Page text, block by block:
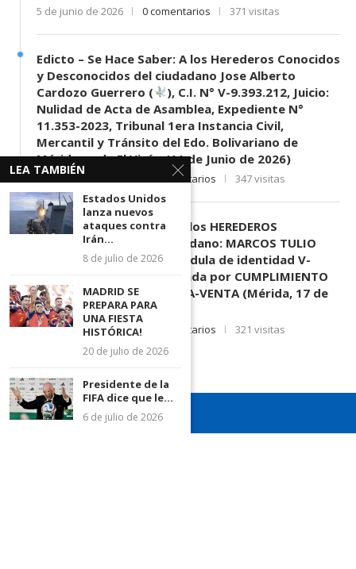
5 de junio de 2026 0 comentarios 371 visitas
Edicto – Se Hace Saber: A los Herederos Conocidos
y Desconocidos del ciudadano Jose Alberto
Cardozo Guerrero (
), C.I. N° V-9.393.212, Juicio:
Nulidad de Acta de Asamblea, Expediente N°
11.353-2023, Tribunal 1era Instancia Civil,
Mercantil y Tránsito del Edo. Bolivariano de
Mérida, sede El Vigía. (11 de Junio de 2026)
11 de junio de 2026 0 comentarios 347 visitas
EDICTO SE HACE SABER: A los HEREDEROS
DESCONOCIDOS del ciudadano: MARCOS TULIO
MORENO HERRERA, (
) cédula de identidad V-
3.003.963, Parte demandada por CUMPLIMIENTO
DE CONTRATO DE COMPRA-VENTA (Mérida, 17 de
Junio de 2026)
17 de junio de 2026 0 comentarios 321 visitas
LEA TAMBIÉN
Estados Unidos
lanza nuevos
ataques contra
Irán...
8 de julio de 2026
MADRID SE
PREPARA PARA
UNA FIESTA
HISTÓRICA!
20 de julio de 2026
Presidente de la
FIFA dice que le...
6 de julio de 2026